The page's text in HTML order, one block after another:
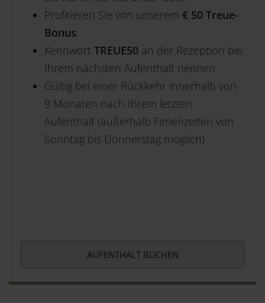
Profitieren Sie von unserem € 50 Treue-
Bonus
Kennwort TREUE50 an der Rezeption bei
Ihrem nächsten Aufenthalt nennen
Gültig bei einer Rückkehr innerhalb von
9 Monaten nach Ihrem letzten
Aufenthalt (außerhalb Ferienzeiten von
Sonntag bis Donnerstag möglich)
AUFENTHALT BUCHEN